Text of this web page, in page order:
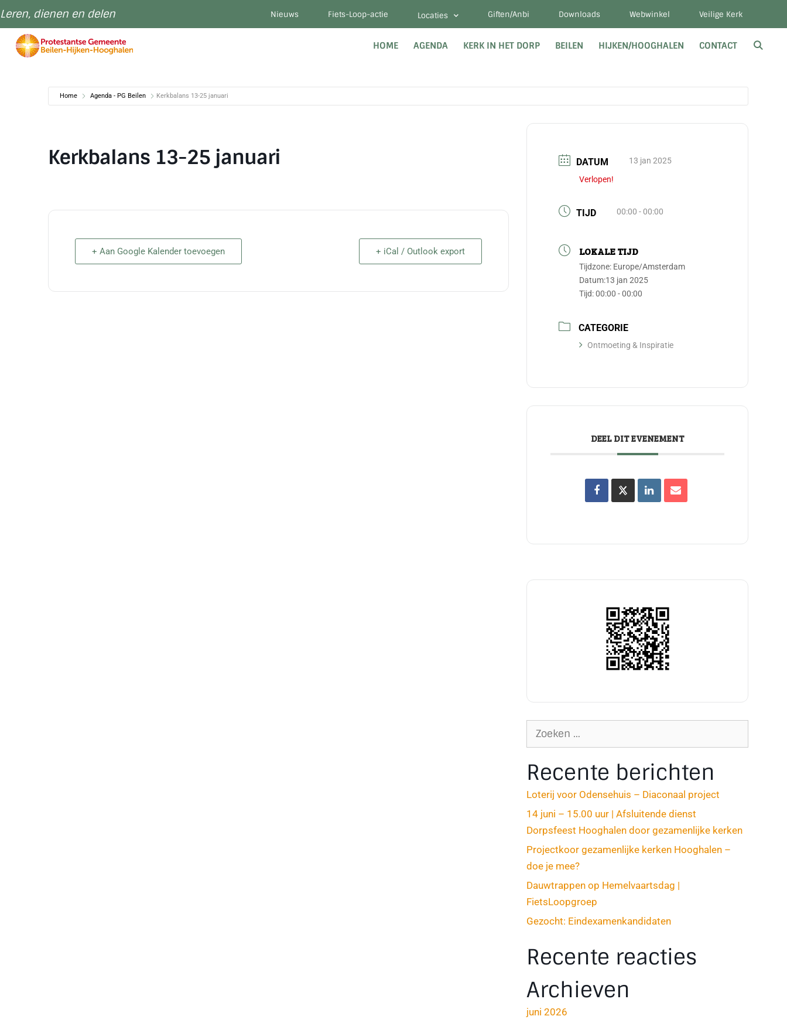
Leren, dienen en delen Nieuws Fiets-Loop-actie Locaties Giften/Anbi Downloads Webwinkel Veilige Kerk
HOME AGENDA KERK IN HET DORP BEILEN HIJKEN/HOOGHALEN CONTACT
Home Agenda - PG Beilen Kerkbalans 13-25 januari
Kerkbalans 13-25 januari
+ Aan Google Kalender toevoegen + iCal / Outlook export
DATUM
13 jan 2025
Verlopen!
TIJD 00:00 - 00:00
LOKALE TIJD
Tijdzone: Europe/Amsterdam
Datum:13 jan 2025
Tijd:00:00 - 00:00
CATEGORIE
Ontmoeting & Inspiratie
DEEL DIT EVENEMENT
Recente berichten
Loterij voor Odensehuis – Diaconaal project
14 juni – 15.00 uur | Afsluitende dienst
Dorpsfeest Hooghalen door gezamenlijke kerken
Projectkoor gezamenlijke kerken Hooghalen –
doe je mee?
Dauwtrappen op Hemelvaartsdag |
FietsLoopgroep
Gezocht: Eindexamenkandidaten
Recente reacties
Archieven
juni 2026